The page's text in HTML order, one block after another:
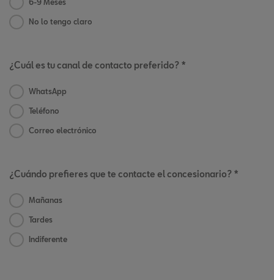
No lo tengo claro
¿Cuál es tu canal de contacto preferido? *
WhatsApp
Teléfono
Correo electrónico
¿Cuándo prefieres que te contacte el concesionario? *
Mañanas
Tardes
Indiferente